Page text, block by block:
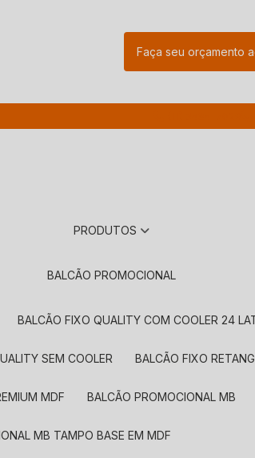
Faça seu orçamento
PRODUTOS
BALCÃO PROMOCIONAL
BALCÃO FIXO QUALITY COM COOLER 24
SEM COOLER BALCÃO FIXO
MDF BALCÃO PROMOCIONAL MB
MB TAMPO BASE EM MDF